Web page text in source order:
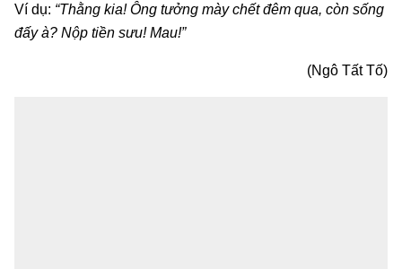
Ví dụ: “Thằng kia! Ông tưởng mày chết đêm qua, còn sống
đấy à? Nộp tiền sưu! Mau!”
(Ngô Tất Tố)